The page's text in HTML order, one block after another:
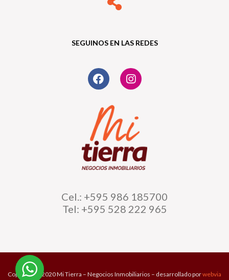
SEGUINOS EN LAS REDES
Cel.: +595 986 185700
Tel: +595 528 222 965
Copyright © 2020 Mi Tierra – Negocios Inmobiliarios – desarrollado porwebvia